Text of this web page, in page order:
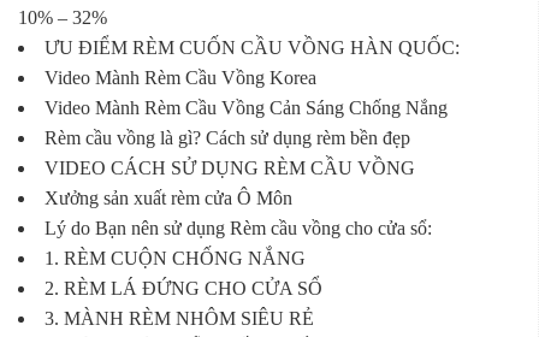
10% – 32%
ƯU ĐIỂM RÈM CUỐN CẦU VỒNG HÀN QUỐC:
Video Mành Rèm Cầu Vồng Korea
Video Mành Rèm Cầu Vồng Cản Sáng Chống Nắng
Rèm cầu vồng là gì? Cách sử dụng rèm bền đẹp
VIDEO CÁCH SỬ DỤNG RÈM CẦU VỒNG
Xưởng sản xuất rèm cửa Ô Môn
Lý do Bạn nên sử dụng Rèm cầu vồng cho cửa sổ:
1. RÈM CUỘN CHỐNG NẮNG
2. RÈM LÁ ĐỨNG CHO CỬA SỔ
3. MÀNH RÈM NHÔM SIÊU RẺ